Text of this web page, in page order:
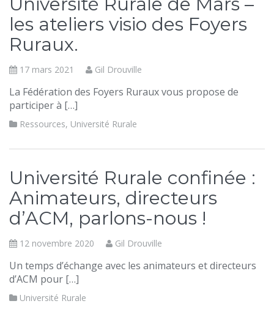
les ateliers visio des Foyers
Ruraux.
17 mars 2021 Gil Drouville
La Fédération des Foyers Ruraux vous propose de
participer à […]
Ressources, Université Rurale
Université Rurale confinée :
Animateurs, directeurs
d’ACM, parlons-nous !
12 novembre 2020 Gil Drouville
Un temps d’échange avec les animateurs et directeurs
d’ACM pour […]
Université Rurale